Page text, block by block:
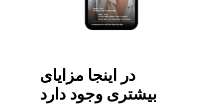
در اینجا مزایای
بیشتری وجود دارد